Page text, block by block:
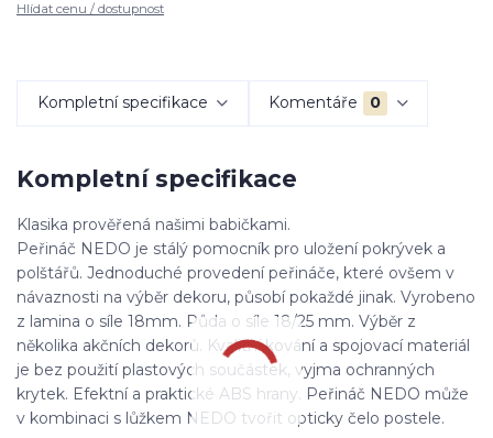
Hlídat cenu / dostupnost
Kompletní specifikace Komentáře 0
Kompletní specifikace
Klasika prověřená našimi babičkami.
Peřináč NEDO je stálý pomocník pro uložení pokrývek a
polštářů. Jednoduché provedení peřináče, které ovšem v
návaznosti na výběr dekoru, působí pokaždé jinak. Vyrobeno
z lamina o síle 18mm. Půda o síle 18/25 mm. Výběr z
několika akčních dekorů. Kvalitní kování a spojovací materiál
je bez použití plastových součástek, vyjma ochranných
krytek. Efektní a praktické ABS hrany. Peřináč NEDO může
v kombinaci s lůžkem NEDO tvořit opticky čelo postele.